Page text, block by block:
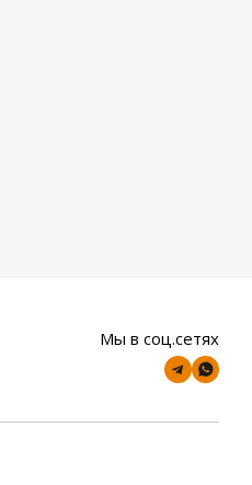
Мы в соц.сетях